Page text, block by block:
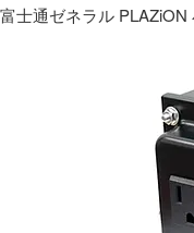
富士通ゼネラル